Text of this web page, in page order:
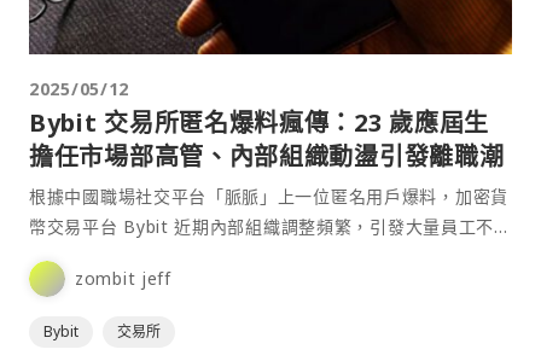
2025/05/12
Bybit 交易所匿名爆料瘋傳：23 歲應屆生
擔任市場部高管、內部組織動盪引發離職潮
根據中國職場社交平台「脈脈」上一位匿名用戶爆料，加密貨
幣交易平台 Bybit 近期內部組織調整頻繁，引發大量員工不滿
與離職潮。該爆料指出，Bybit 的 COO 與⋯
zombit jeff
Bybit 交易所